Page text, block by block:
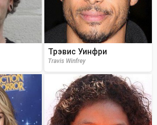
Трэвис Уинфри
Travis Winfrey